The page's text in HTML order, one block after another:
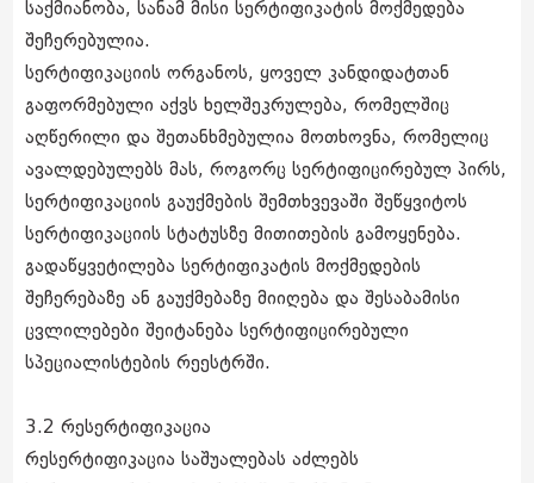
საქმიანობა, სანამ მისი სერტიფიკატის მოქმედება
შეჩერებულია.
სერტიფიკაციის ორგანოს, ყოველ კანდიდატთან
გაფორმებული აქვს ხელშეკრულება, რომელშიც
აღწერილი და შეთანხმებულია მოთხოვნა, რომელიც
ავალდებულებს მას, როგორც სერტიფიცირებულ პირს,
სერტიფიკაციის გაუქმების შემთხვევაში შეწყვიტოს
სერტიფიკაციის სტატუსზე მითითების გამოყენება.
გადაწყვეტილება სერტიფიკატის მოქმედების
შეჩერებაზე ან გაუქმებაზე მიიღება და შესაბამისი
ცვლილებები შეიტანება სერტიფიცირებული
სპეციალისტების რეესტრში.
3.2 რესერტიფიკაცია
რესერტიფიკაცია საშუალებას აძლებს